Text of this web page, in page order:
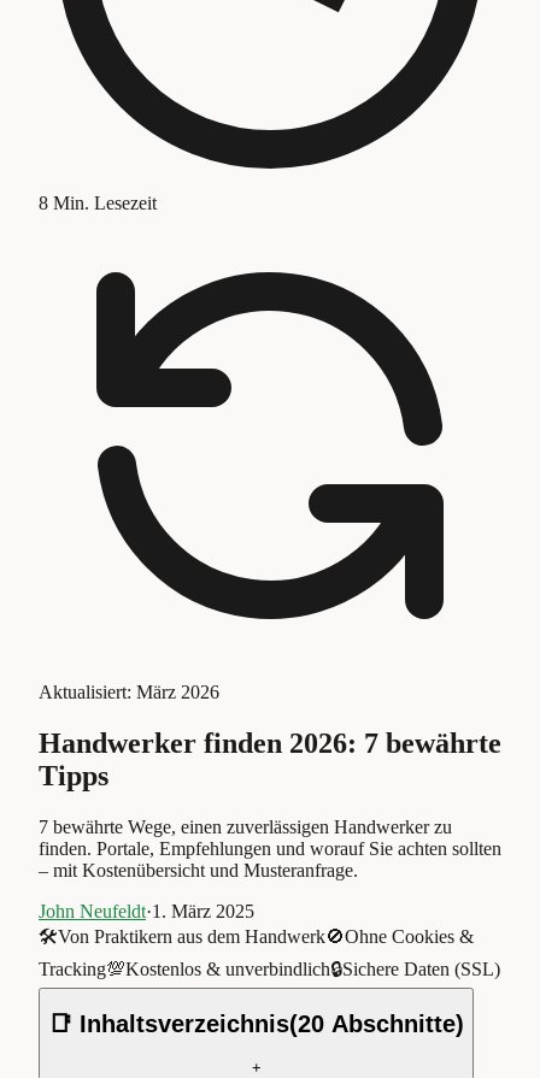
8 Min. Lesezeit
Aktualisiert: März 2026
Handwerker finden 2026: 7 bewährte
Tipps
7 bewährte Wege, einen zuverlässigen Handwerker zu
finden. Portale, Empfehlungen und worauf Sie achten sollten
– mit Kostenübersicht und Musteranfrage.
John Neufeldt·1. März 2025
🛠️Von Praktikern aus dem Handwerk🚫Ohne Cookies &
Tracking💯Kostenlos & unverbindlich🔒Sichere Daten (SSL)
📑 Inhaltsverzeichnis(20 Abschnitte)
+